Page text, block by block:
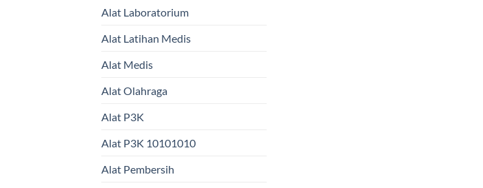
Alat Laboratorium
Alat Latihan Medis
Alat Medis
Alat Olahraga
Alat P3K
Alat P3K 10101010
Alat Pembersih